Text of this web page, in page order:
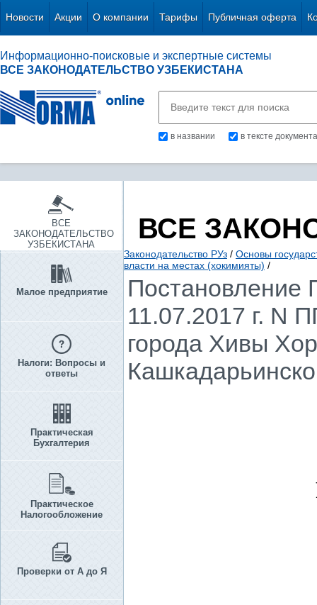
Новости Акции О компании Тарифы Публичная оферта
Информационно-поисковые и экспертные системы
ВСЕ ЗАКОНОДАТЕЛЬСТВО УЗБЕКИСТАНА
в названии в тексте документа
ВСЕ
ЗАКОНОДАТЕЛЬСТВО
УЗБЕКИСТАНА
Малое предприятие
Налоги: Вопросы и
ответы
Практическая
Бухгалтерия
Практическое
Налогообложение
Проверки от А до Я
ВСЕ
Законодательство РУз / Основы
власти на местах (хокимияты) /
Постановление
11.07.2017 г. N
города Хивы